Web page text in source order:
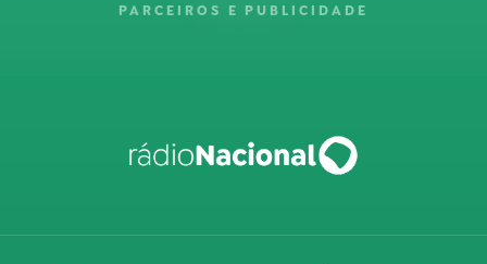
PARCEIROS E PUBLICIDADE